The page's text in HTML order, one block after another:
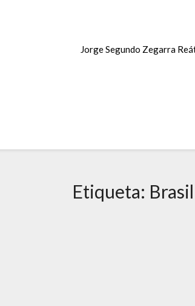
Jorge Segundo Zegarra
Etiqueta: Brasil